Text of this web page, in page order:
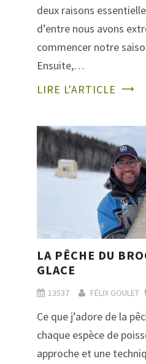
deux raisons
d’entre nous avons
commencer notre
Ensuite,…
LIRE L'ARTICLE
LA PÊCHE DU
GLACE
13537 FÉLIX GOULET
Ce que j’adore de la
chaque espèce de
approche et une